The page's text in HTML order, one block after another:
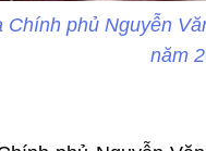
Chính phủ Nguyễn
năm